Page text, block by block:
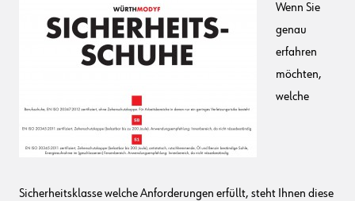
Wenn Sie
genau
erfahren
möchten,
welche
Sicherheitsklasse welche Anforderungen erfüllt, steht Ihnen diese